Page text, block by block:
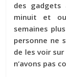
des gadgets
minuit et
semaines
personne ne
de les voir
n’avons pas